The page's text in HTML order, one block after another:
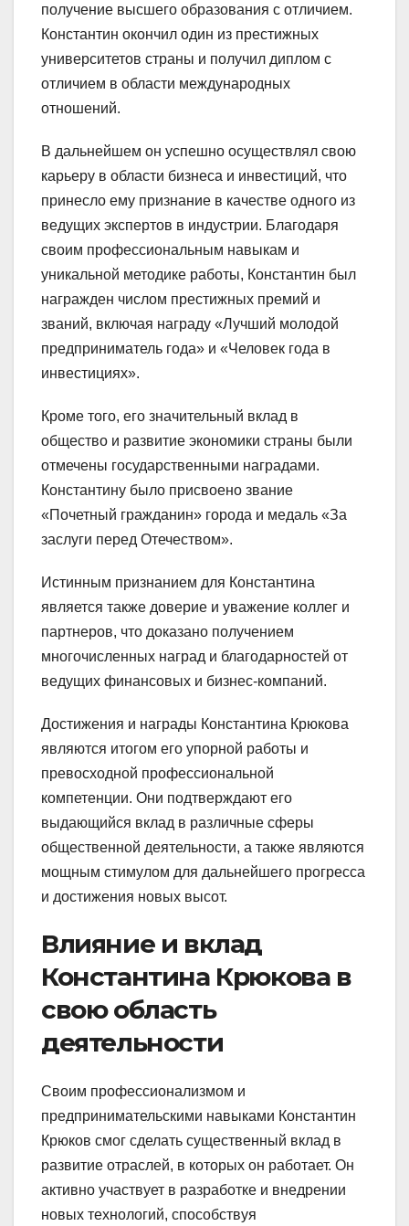
получение высшего образования с отличием.
Константин окончил один из престижных
университетов страны и получил диплом с
отличием в области международных
отношений.
В дальнейшем он успешно осуществлял свою
карьеру в области бизнеса и инвестиций, что
принесло ему признание в качестве одного из
ведущих экспертов в индустрии. Благодаря
своим профессиональным навыкам и
уникальной методике работы, Константин был
награжден числом престижных премий и
званий, включая награду «Лучший молодой
предприниматель года» и «Человек года в
инвестициях».
Кроме того, его значительный вклад в
общество и развитие экономики страны были
отмечены государственными наградами.
Константину было присвоено звание
«Почетный гражданин» города и медаль «За
заслуги перед Отечеством».
Истинным признанием для Константина
является также доверие и уважение коллег и
партнеров, что доказано получением
многочисленных наград и благодарностей от
ведущих финансовых и бизнес-компаний.
Достижения и награды Константина Крюкова
являются итогом его упорной работы и
превосходной профессиональной
компетенции. Они подтверждают его
выдающийся вклад в различные сферы
общественной деятельности, а также являются
мощным стимулом для дальнейшего прогресса
и достижения новых высот.
Влияние и вклад
Константина Крюкова в
свою область
деятельности
Своим профессионализмом и
предпринимательскими навыками Константин
Крюков смог сделать существенный вклад в
развитие отраслей, в которых он работает. Он
активно участвует в разработке и внедрении
новых технологий, способствуя